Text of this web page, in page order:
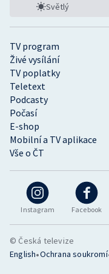
Instagram Facebook
TV program
Živé vysílání
TV poplatky
Teletext
Podcasty
Počasí
E-shop
Mobilní a TV aplikace
Vše o ČT
Světlý
© Česká televize
English•Ochrana soukromí